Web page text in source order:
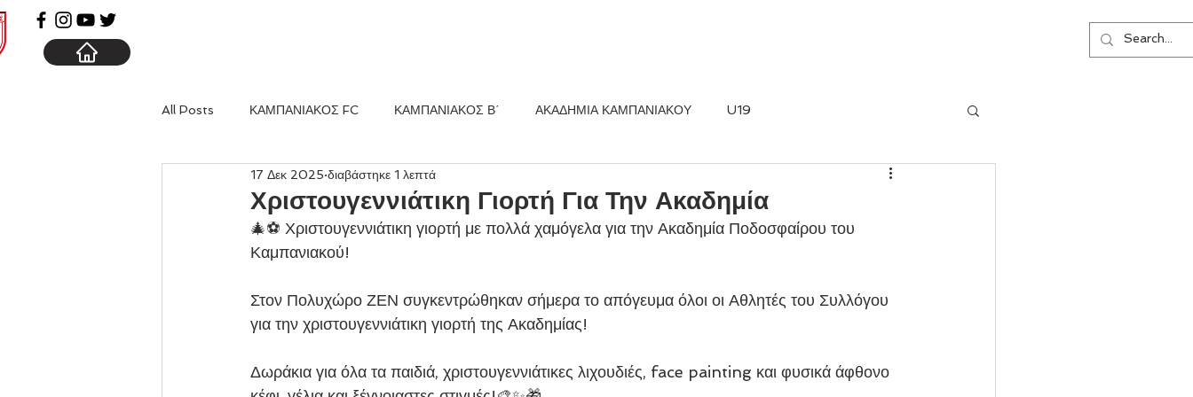
All Posts ΚΑΜΠΑΝΙΑΚΟΣ FC ΚΑΜΠΑΝΙΑΚΟΣ Β΄ ΑΚΑΔΗΜΙΑ ΚΑΜΠΑΝΙΑΚΟΥ U19
Χριστουγεννιάτικη Γιορτή Για Την Ακαδημία
17 Δεκ 2025 διαβάστηκε 1 λεπτά
🎄⚽ Χριστουγεννιάτικη γιορτή με πολλά χαμόγελα για την Ακαδημία Ποδοσφαίρου του
Καμπανιακού!
Στον Πολυχώρο ΖΕΝ συγκεντρώθηκαν σήμερα το απόγευμα όλοι οι Αθλητές του Συλλόγου
για την χριστουγεννιάτικη γιορτή της Ακαδημίας!
Δωράκια για όλα τα παιδιά, χριστουγεννιάτικες λιχουδιές, face painting και φυσικά άφθονο